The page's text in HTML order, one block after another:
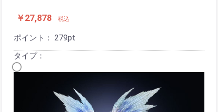
￥27,878 税込
ポイント： 279pt
タイプ：